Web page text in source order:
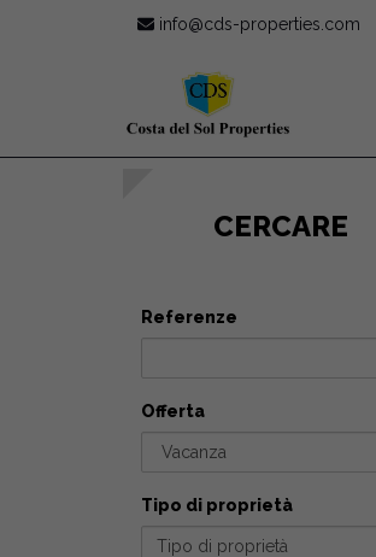
info@cds-properties.com
CERCARE
Referenze
Offerta
Tipo di proprietà
Tipo di proprietà